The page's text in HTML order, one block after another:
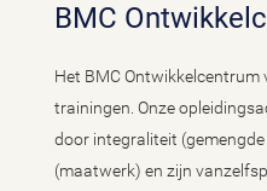
BMC
Het BMC Ontwikkelcentrum
trainingen. Onze
door integraliteit
(maatwerk) en zijn